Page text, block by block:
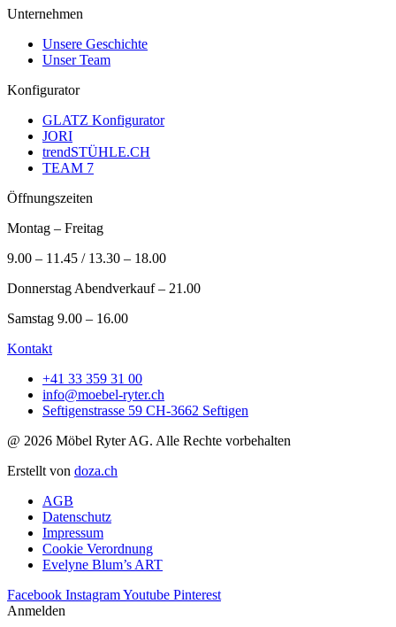
Unternehmen
Unsere Geschichte
Unser Team
Konfigurator
GLATZ Konfigurator
JORI
trendSTÜHLE.CH
TEAM 7
Öffnungszeiten
Montag – Freitag
9.00 – 11.45 / 13.30 – 18.00
Donnerstag Abendverkauf – 21.00
Samstag 9.00 – 16.00
Kontakt
+41 33 359 31 00
info@moebel-ryter.ch
Seftigenstrasse 59 CH-3662 Seftigen
@ 2026 Möbel Ryter AG. Alle Rechte vorbehalten
Erstellt von doza.ch
AGB
Datenschutz
Impressum
Cookie Verordnung
Evelyne Blum’s ART
Facebook InstagramYoutube Pinterest
Anmelden